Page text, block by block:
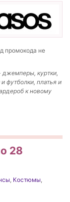
промокода не
джемперы, куртки,
футболки, платья и
к новому
28
Костюмы